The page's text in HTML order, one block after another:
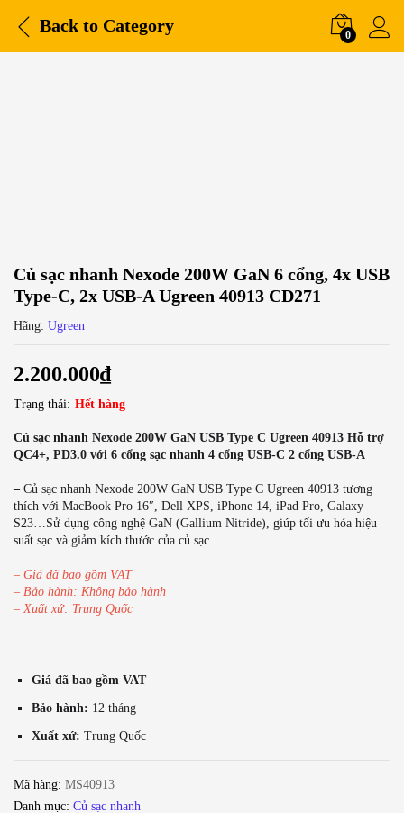
Back to Category 0
Củ sạc nhanh Nexode 200W GaN 6 cổng, 4x USB
Type-C, 2x USB-A Ugreen 40913 CD271
Hãng: Ugreen
2.200.000₫
Trạng thái: Hết hàng
Củ sạc nhanh Nexode 200W GaN USB Type C Ugreen 40913 Hỗ trợ
QC4+, PD3.0 với 6 cổng sạc nhanh 4 cổng USB-C 2 cổng USB-A
– Củ sạc nhanh Nexode 200W GaN USB Type C Ugreen 40913 tương
thích với MacBook Pro 16″, Dell XPS, iPhone 14, iPad Pro, Galaxy
S23…Sử dụng công nghệ GaN (Gallium Nitride), giúp tối ưu hóa hiệu
suất sạc và giảm kích thước của củ sạc.
– Giá đã bao gồm VAT
– Bảo hành: Không bảo hành
– Xuất xứ: Trung Quốc
Giá đã bao gồm VAT
Bảo hành: 12 tháng
Xuất xứ: Trung Quốc
Mã hàng: MS40913
Danh mục: Củ sạc nhanh